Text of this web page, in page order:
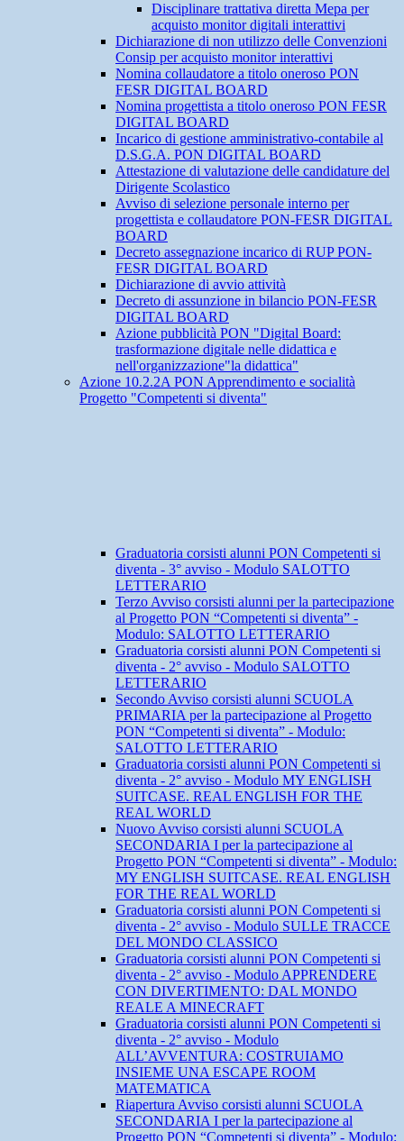
Disciplinare trattativa diretta Mepa per
acquisto monitor digitali interattivi
Dichiarazione di non utilizzo delle Convenzioni
Consip per acquisto monitor interattivi
Nomina collaudatore a titolo oneroso PON
FESR DIGITAL BOARD
Nomina progettista a titolo oneroso PON FESR
DIGITAL BOARD
Incarico di gestione amministrativo-contabile al
D.S.G.A. PON DIGITAL BOARD
Attestazione di valutazione delle candidature del
Dirigente Scolastico
Avviso di selezione personale interno per
progettista e collaudatore PON-FESR DIGITAL
BOARD
Decreto assegnazione incarico di RUP PON-
FESR DIGITAL BOARD
Dichiarazione di avvio attività
Decreto di assunzione in bilancio PON-FESR
DIGITAL BOARD
Azione pubblicità PON "Digital Board:
trasformazione digitale nelle didattica e
nell'organizzazione"la didattica"
Azione 10.2.2A PON Apprendimento e socialità
Progetto "Competenti si diventa"
Graduatoria corsisti alunni PON Competenti si
diventa - 3° avviso - Modulo SALOTTO
LETTERARIO
Terzo Avviso corsisti alunni per la partecipazione
al Progetto PON “Competenti si diventa” -
Modulo: SALOTTO LETTERARIO
Graduatoria corsisti alunni PON Competenti si
diventa - 2° avviso - Modulo SALOTTO
LETTERARIO
Secondo Avviso corsisti alunni SCUOLA
PRIMARIA per la partecipazione al Progetto
PON “Competenti si diventa” - Modulo:
SALOTTO LETTERARIO
Graduatoria corsisti alunni PON Competenti si
diventa - 2° avviso - Modulo MY ENGLISH
SUITCASE. REAL ENGLISH FOR THE
REAL WORLD
Nuovo Avviso corsisti alunni SCUOLA
SECONDARIA I per la partecipazione al
Progetto PON “Competenti si diventa” - Modulo:
MY ENGLISH SUITCASE. REAL ENGLISH
FOR THE REAL WORLD
Graduatoria corsisti alunni PON Competenti si
diventa - 2° avviso - Modulo SULLE TRACCE
DEL MONDO CLASSICO
Graduatoria corsisti alunni PON Competenti si
diventa - 2° avviso - Modulo APPRENDERE
CON DIVERTIMENTO: DAL MONDO
REALE A MINECRAFT
Graduatoria corsisti alunni PON Competenti si
diventa - 2° avviso - Modulo
ALL’AVVENTURA: COSTRUIAMO
INSIEME UNA ESCAPE ROOM
MATEMATICA
Riapertura Avviso corsisti alunni SCUOLA
SECONDARIA I per la partecipazione al
Progetto PON “Competenti si diventa” - Modulo: